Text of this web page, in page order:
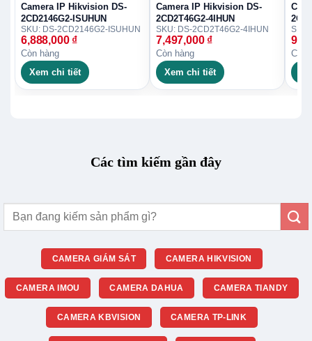
Camera IP Hikvision DS-
2CD2146G2-ISUHUN
SKU: DS-2CD2146G2-ISUHUN
6,888,000 ₫
Còn hàng
Xem chi tiết
Camera IP Hikvision DS-
2CD2T46G2-4IHUN
SKU: DS-2CD2T46G2-4IHUN
7,497,000 ₫
Còn hàng
Xem chi tiết
Còn
Các tìm kiếm gần đây
Tìm
CAMERA GIÁM SÁT CAMERA HIKVISION
CAMERA IMOU CAMERA DAHUA CAMERA TIANDY
CAMERA KBVISION CAMERA TP-LINK